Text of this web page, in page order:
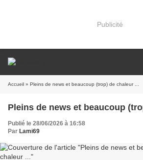
Publicité
Accueil » Pleins de news et beaucoup (trop) de chaleur ...
Pleins de news et beaucoup
Publié le 28/06/2026 à 16:58
Par Lami69